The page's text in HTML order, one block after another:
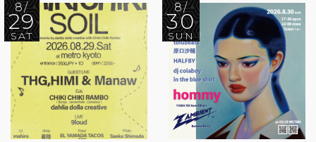
8/
29
SAT
8/
30
SUN